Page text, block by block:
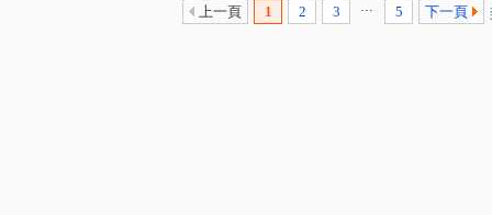
上一頁 1 2 3 ... 5 下一頁